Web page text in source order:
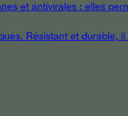
et antivirales : elles
Résistant et